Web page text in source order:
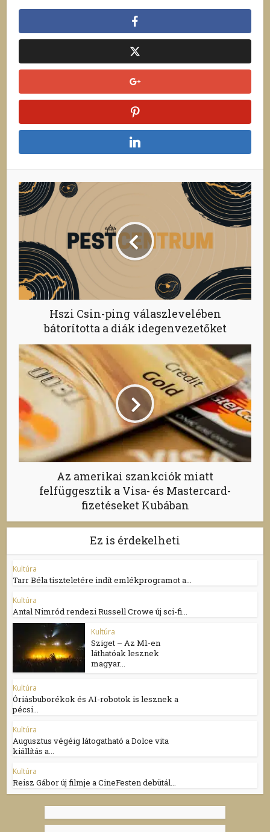
Hszi Csin-ping válaszlevelében
bátorította a diák idegenvezetőket
Az amerikai szankciók miatt
felfüggesztik a Visa- és Mastercard-
fizetéseket Kubában
Ez is érdekelheti
Kultúra
Tarr Béla tiszteletére indít emlékprogramot a...
Kultúra
Antal Nimród rendezi Russell Crowe új sci-fi...
Kultúra
Sziget – Az M1-en
láthatóak lesznek
magyar...
Kultúra
Óriásbuborékok és AI-robotok is lesznek a
pécsi...
Kultúra
Augusztus végéig látogatható a Dolce vita
kiállítás a...
Kultúra
Reisz Gábor új filmje a CineFesten debütál...